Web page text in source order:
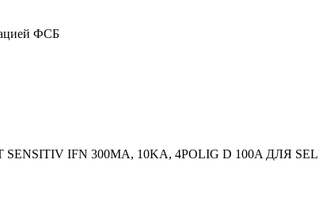
ФСБ
IFN 300MA, 10KA, 4POLIG D 100A ДЛЯ